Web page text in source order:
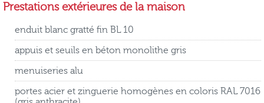
Prestations extérieures de la maison
enduit blanc gratté fin BL 10
appuis et seuils en béton monolithe gris
menuiseries alu
portes acier et zinguerie homogènes en coloris RAL 7016